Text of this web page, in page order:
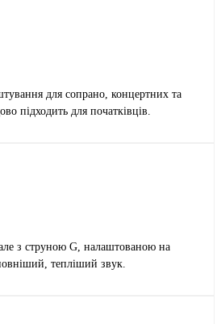
для сопрано, концертних та
підходить для початківців.
з струною G, налаштованою на
тепліший звук.